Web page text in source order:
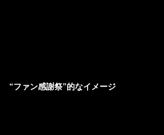
“ファン感謝祭”的なイメージ